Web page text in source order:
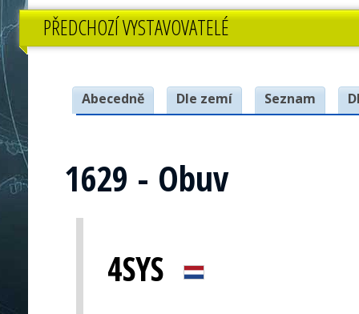
PŘEDCHOZÍ VYSTAVOVATELÉ
Abecedně Dle zemí Seznam
1629 - Obuv
4SYS